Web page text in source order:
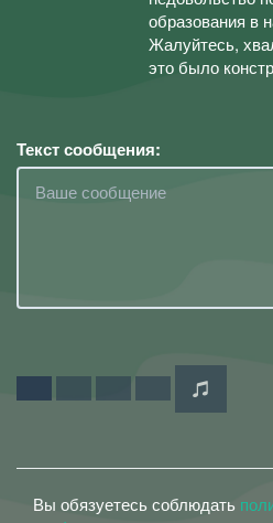
образования в
Жалуйтесь,
это было
Текст сообщения:
Вы обязуетесь соблюдать